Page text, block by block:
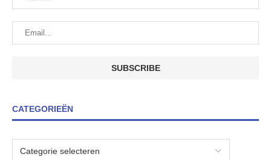
CATEGORIEËN